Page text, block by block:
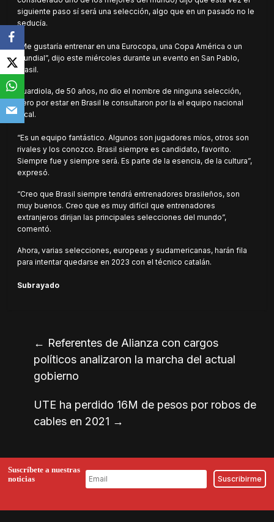
siguiente paso sí será una selección, algo que en un pasado no le
seducía.
“Me gustaría entrenar en una Eurocopa, una Copa América o un
Mundial”, dijo este miércoles durante un evento en San Pablo,
Brasil.
Guardiola, de 50 años, no dio el nombre de ninguna selección,
pero por estar en Brasil le consultaron por la el equipo nacional
local.
“Es un equipo fantástico. Algunos son jugadores míos, otros son
rivales y los conozco. Brasil siempre es candidato, favorito.
Siempre fue y siempre será. Es parte de la esencia, de la cultura”,
expresó.
“Creo que Brasil siempre tendrá entrenadores brasileños, son
muy buenos. Creo que es muy difícil que entrenadores
extranjeros dirijan las principales selecciones del mundo”,
comentó.
Ahora, varias selecciones, europeas y sudamericanas, harán fila
para intentar quedarse en 2023 con el técnico catalán.
Subrayado
← Referentes de Alianza con cargos
políticos analizaron la marcha del actual
gobierno
UTE ha perdido 16M de pesos por robos de
cables en 2021 →
Suscríbete a nuestras
noticias